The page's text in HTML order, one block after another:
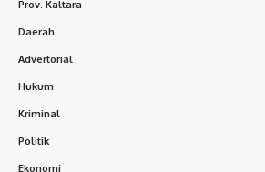
Prov. Kaltara
Daerah
Advertorial
Hukum
Kriminal
Politik
Ekonomi